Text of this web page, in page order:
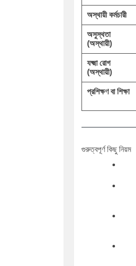
অস্থায়ী কর্মচারী
অসুস্থতা
(অস্থায়ী)
যক্ষ্মা রোগ
(অস্থায়ী)
প্রশিক্ষণ বা শিক্ষা
গুরুত্বপূর্ণ কিছু নিয়ম